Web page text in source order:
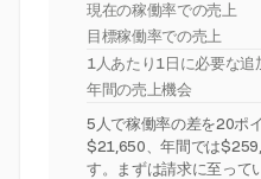
現在の稼働率での売上
目標稼働率での売上
1人あたり1日に必要な追
年間の売上機会
5人で稼働率の差を20ポ
$21,650、年間では
す。まずは請求に至って